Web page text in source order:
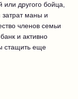
другого бойца,
затрат маны и
членов семьи
и активно
стащить еще